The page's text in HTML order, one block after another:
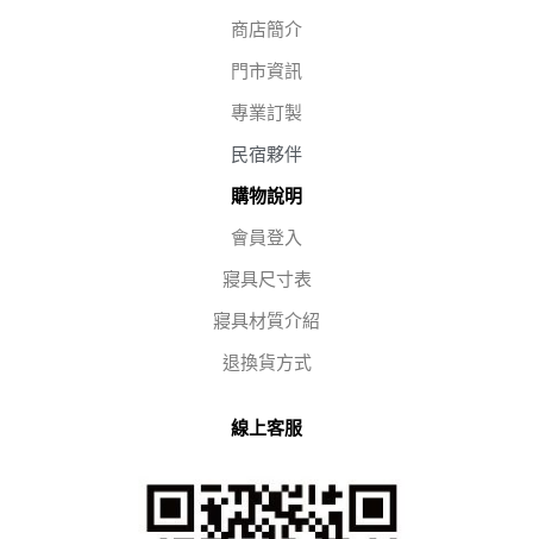
商店簡介
門市資訊
專業訂製
民宿夥伴
購物說明
會員登入
寢具尺寸表
寢具材質介紹
退換貨方式
線上客服